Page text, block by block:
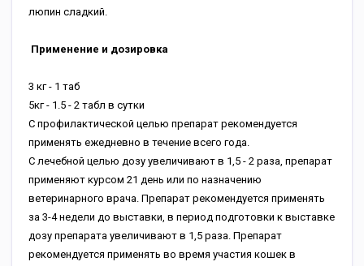
люпин сладкий.
Применение и дозировка
3 кг - 1 таб
5кг - 1.5 - 2 табл в сутки
С профилактической целью препарат рекомендуется
применять ежедневно в течение всего года.
С лечебной целью дозу увеличивают в 1,5 - 2 раза, препарат
применяют курсом 21 день или по назначению
ветеринарного врача. Препарат рекомендуется применять
за 3-4 недели до выставки, в период подготовки к выставке
дозу препарата увеличивают в 1,5 раза. Препарат
рекомендуется применять во время участия кошек в